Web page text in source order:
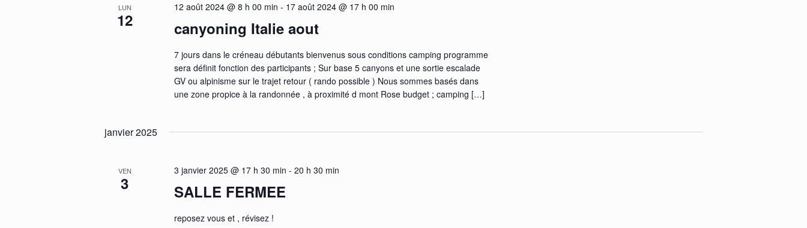
LUN
12
12 août 2024 @ 8 h 00 min - 17 août 2024 @ 17 h 00 min
canyoning Italie aout
7 jours dans le créneau débutants bienvenus sous conditions camping programme
sera définit fonction des participants ; Sur base 5 canyons et une sortie escalade
GV ou alpinisme sur le trajet retour ( rando possible ) Nous sommes basés dans
une zone propice à la randonnée , à proximité d mont Rose budget ; camping […]
janvier 2025
VEN
3
3 janvier 2025 @ 17 h 30 min - 20 h 30 min
SALLE FERMEE
reposez vous et , révisez !